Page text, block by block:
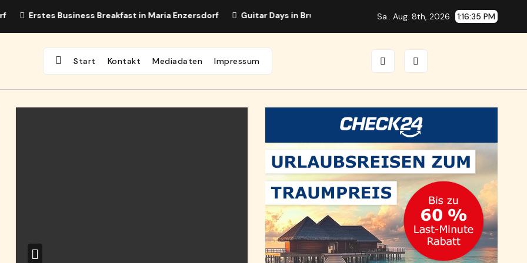
Erstes Business Breakfast in Maria Enzersdorf Guitar Days in Brunn mit internationalen Spitzenmusikern
Sa.. Aug. 8th, 2026 1:16:36 PM
Start Kontakt Mediadaten Impressum